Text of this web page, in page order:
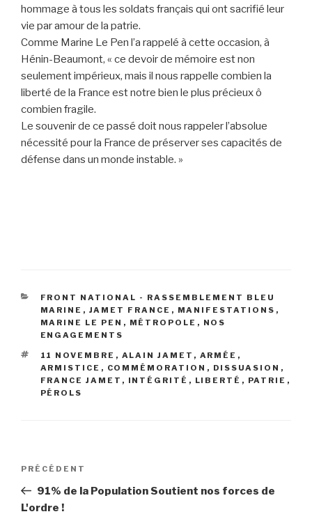
hommage à tous les soldats français qui ont sacrifié leur
vie par amour de la patrie.
Comme Marine Le Pen l’a rappelé à cette occasion, à
Hénin-Beaumont, « ce devoir de mémoire est non
seulement impérieux, mais il nous rappelle combien la
liberté de la France est notre bien le plus précieux ô
combien fragile.
Le souvenir de ce passé doit nous rappeler l’absolue
nécessité pour la France de préserver ses capacités de
défense dans un monde instable. »
CATÉGORIES
FRONT NATIONAL - RASSEMBLEMENT BLEU
MARINE , JAMET FRANCE , MANIFESTATIONS ,
MARINE LE PEN , MÉTROPOLE , NOS
ENGAGEMENTS
ÉTIQUETTES
11 NOVEMBRE , ALAIN JAMET , ARMÉE ,
ARMISTICE , COMMÉMORATION , DISSUASION ,
FRANCE JAMET , INTÉGRITÉ , LIBERTÉ , PATRIE ,
PÉROLS
Navigation
l’article
Article
précédent
PRÉCÉDENT
91% de la Population Soutient nos forces de
L'ordre !